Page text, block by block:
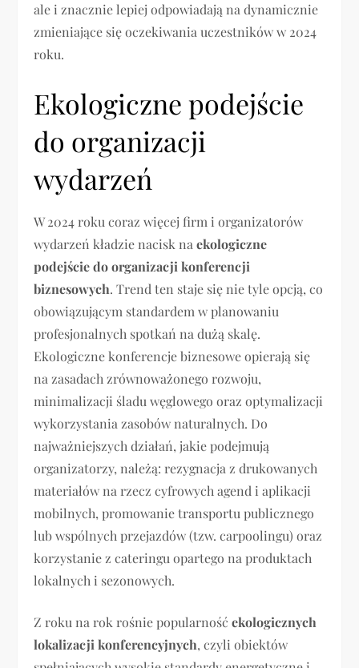
ale i znacznie lepiej odpowiadają na dynamicznie
zmieniające się oczekiwania uczestników w 2024
roku.
Ekologiczne podejście
do organizacji
wydarzeń
W 2024 roku coraz więcej firm i organizatorów
wydarzeń kładzie nacisk naekologiczne
podejście do organizacji konferencji
biznesowych. Trend ten staje się nie tyle opcją, co
obowiązującym standardem w planowaniu
profesjonalnych spotkań na dużą skalę.
Ekologiczne konferencje biznesowe opierają się
na zasadach zrównoważonego rozwoju,
minimalizacji śladu węglowego oraz optymalizacji
wykorzystania zasobów naturalnych. Do
najważniejszych działań, jakie podejmują
organizatorzy, należą: rezygnacja z drukowanych
materiałów na rzecz cyfrowych agend i aplikacji
mobilnych, promowanie transportu publicznego
lub wspólnych przejazdów (tzw. carpoolingu) oraz
korzystanie z cateringu opartego na produktach
lokalnych i sezonowych.
Z roku na rok rośnie popularnośćekologicznych
lokalizacji konferencyjnych, czyli obiektów